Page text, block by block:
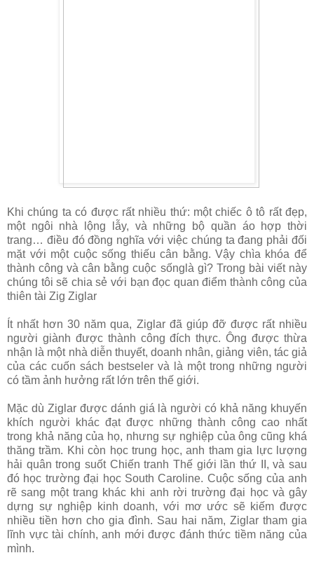
Khi chúng ta có được rất nhiều thứ: một chiếc ô tô rất đẹp,
một ngôi nhà lộng lẫy, và những bộ quần áo hợp thời
trang… điều đó đồng nghĩa với việc chúng ta đang phải đối
mặt với một cuộc sống thiếu cân bằng. Vậy chìa khóa để
thành công và cân bằng cuộc sốnglà gì? Trong bài viết này
chúng tôi sẽ chia sẻ với bạn đọc quan điểm thành công của
thiên tài Zig Ziglar
Ít nhất hơn 30 năm qua, Ziglar đã giúp đỡ được rất nhiều
người giành được thành công đích thực. Ông được thừa
nhận là một nhà diễn thuyết, doanh nhân, giảng viên, tác giả
của các cuốn sách bestseler và là một trong những người
có tầm ảnh hưởng rất lớn trên thế giới.
Mặc dù Ziglar được dánh giá là người có khả năng khuyến
khích người khác đạt được những thành công cao nhất
trong khả năng của họ, nhưng sự nghiệp của ông cũng khá
thăng trầm. Khi còn học trung học, anh tham gia lực lượng
hải quân trong suốt Chiến tranh Thế giới lần thứ II, và sau
đó học trường đại học South Caroline. Cuộc sống của anh
rẽ sang một trang khác khi anh rời trường đại học và gây
dựng sự nghiệp kinh doanh, với mơ ước sẽ kiếm được
nhiều tiền hơn cho gia đình. Sau hai năm, Ziglar tham gia
lĩnh vực tài chính, anh mới được đánh thức tiềm năng của
mình.